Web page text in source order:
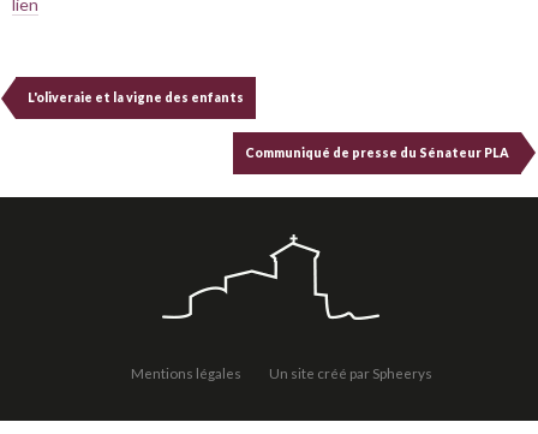
lien
L'oliveraie et la vigne des enfants
Communiqué de presse du Sénateur PLA
Mentions légales Un site créé par Spheerys